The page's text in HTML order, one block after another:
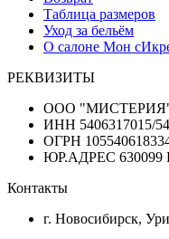
Таблица размеров
Уход за бельём
О салоне Мон
РЕКВИЗИТЫ
ООО
ИНН 5406317015/
ОГРН
ЮР.АДРЕС 630099
Контакты
г. Новосибирск,